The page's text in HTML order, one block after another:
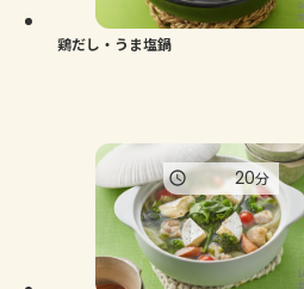
鶏だし・うま塩鍋
20分